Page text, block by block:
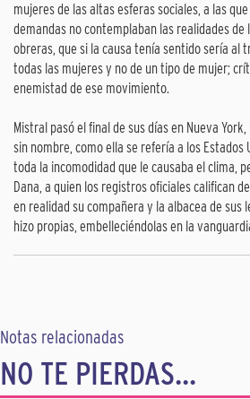
mujeres de las altas esferas sociales, a las
demandas no contemplaban las realidades de
obreras, que si la causa tenía sentido sería al
todas las mujeres y no de un tipo de mujer;
enemistad de ese movimiento.
Mistral pasó el final de sus días en Nueva
sin nombre, como ella se refería a los Estados
toda la incomodidad que le causaba el clima,
Dana, a quien los registros oficiales califican
en realidad su compañera y la albacea de sus
hizo propias, embelleciéndolas en la
Notas relacionadas
NO TE PIERDAS...